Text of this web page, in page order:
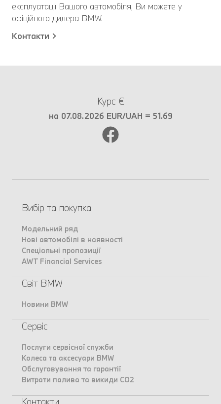
експлуатації Вашого автомобіля, Ви можете у
офіційного дилера BMW.
Контакти
Курс €
на 07.08.2026 EUR/UAH = 51.69
Вибір та покупка
Модельний ряд
Нові автомобілі в наявності
Спеціальні пропозиції
AWT Financial Services
Світ BMW
Новини BMW
Сервіс
Послуги сервісної служби
Колеса та аксесуари BMW
Обслуговування та гарантії
Витрати палива та викиди CO2